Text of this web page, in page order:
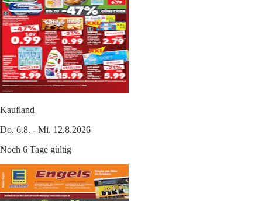
Kaufland
Do. 6.8. - Mi. 12.8.2026
Noch 6 Tage gültig